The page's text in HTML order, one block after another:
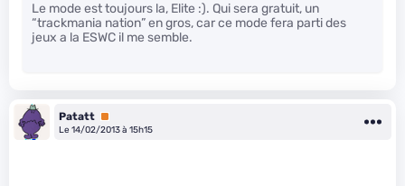
Le mode est toujours la, Elite :). Qui sera gratuit, un
“trackmania nation” en gros, car ce mode fera parti des
jeux a la ESWC il me semble.
Patatt Premium
Le 14/02/2013 à 15h15